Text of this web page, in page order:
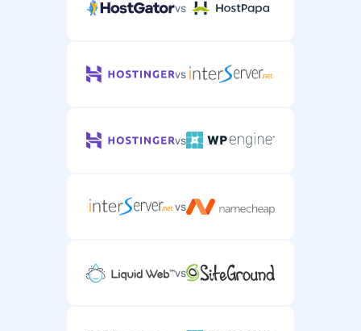
vs
vs
vs
vs
vs